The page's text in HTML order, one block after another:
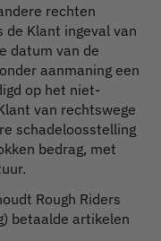
rechten
de Klant ingeval van
datum van de
aanmaning een
op het niet-
van rechtswege
schadeloosstelling
bedrag, met
Rough Riders
betaalde artikelen